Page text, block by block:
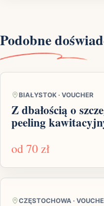
Podobne
BIAŁYSTOK · VOUCHER
Z dbałością o
peeling
od70 zł
CZĘSTOCHOWA ·